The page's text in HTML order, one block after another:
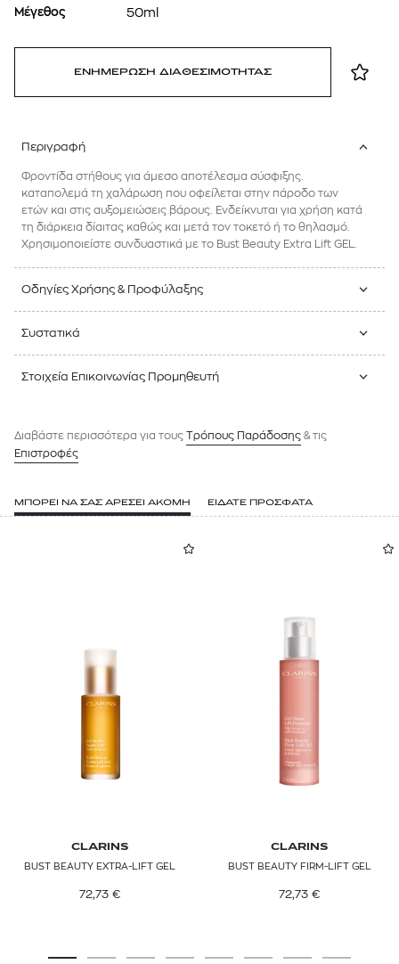
Μέγεθος 50ml
ΕΝΗΜΕΡΩΣΗ ΔΙΑΘΕΣΙΜΟΤΗΤΑΣ
Περιγραφή
Φροντίδα στήθους για άμεσο αποτέλεσμα σύσφιξης.
καταπολεμά τη χαλάρωση που οφείλεται στην πάροδο των
ετών και στις αυξομειώσεις βάρους. Ενδείκνυται για χρήση κατά
τη διάρκεια δίαιτας καθώς και μετά τον τοκετό ή το θηλασμό.
Χρησιμοποιείστε συνδυαστικά με το Bust Beauty Extra Lift GEL.
Οδηγίες Χρήσης & Προφύλαξης
Συστατικά
Στοιχεία Επικοινωνίας Προμηθευτή
Διαβάστε περισσότερα για τους Tρόπους Παράδοσης & τις
Επιστροφές
ΜΠΟΡΕΙ ΝΑ ΣΑΣ ΑΡΕΣΕΙ ΑΚΟΜΗ ΕΙΔΑΤΕ ΠΡΟΣΦΑΤΑ
CLARINS
BUST BEAUTY EXTRA-LIFT GEL
72,73 €
CLARINS
BUST BEAUTY FIRM-LIFT GEL
72,73 €